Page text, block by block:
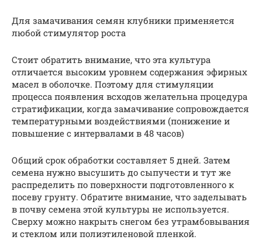
Для замачивания семян клубники применяется
любой стимулятор роста
Стоит обратить внимание, что эта культура
отличается высоким уровнем содержания эфирных
масел в оболочке. Поэтому для стимуляции
процесса появления всходов желательна процедура
стратификации, когда замачивание сопровождается
температурными воздействиями (понижение и
повышение с интервалами в 48 часов)
Общий срок обработки составляет 5 дней. Затем
семена нужно высушить до сыпучести и тут же
распределить по поверхности подготовленного к
посеву грунту. Обратите внимание, что заделывать
в почву семена этой культуры не используется.
Сверху можно накрыть снегом без утрамбовывания
и стеклом или полиэтиленовой пленкой.